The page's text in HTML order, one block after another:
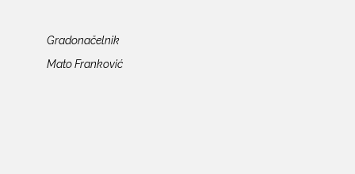
Gradonačelnik
Mato Franković